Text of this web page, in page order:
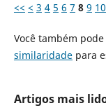
<< < 3 4 5 6 7 8 9 10
Você também pode
similaridadepara
Artigos mais